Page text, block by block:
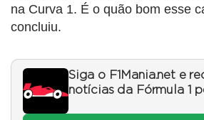
na Curva 1. É o quão bom esse
concluiu.
Siga o F1Mania.net e
notícias da Fórmula 1